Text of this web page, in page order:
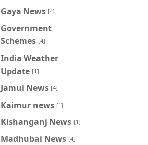
Gaya News [4]
Government
Schemes [4]
India Weather
Update [1]
Jamui News [4]
Kaimur news [1]
Kishanganj News [1]
Madhubai News [4]